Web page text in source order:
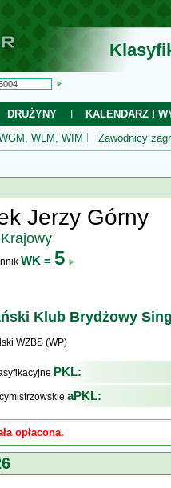
DRUŻYNY
KALENDARZ I
WLM, WIM Zawodnicy
Jerzy Górny
WK = 5
Klub Brydżowy
WZBS (WP)
PKL:
aPKL:
opłacona.